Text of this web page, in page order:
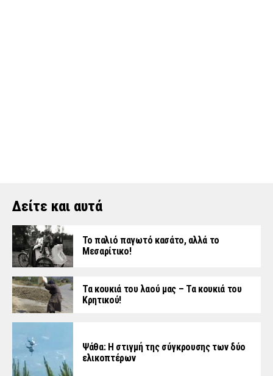
Δείτε και αυτά
Το παλιό παγωτό κασάτο, αλλά το
Μεσαρίτικο!
Τα κουκιά του λαού μας – Τα κουκιά του
Κρητικού!
Ψάθα: Η στιγμή της σύγκρουσης των δύο
ελικοπτέρων